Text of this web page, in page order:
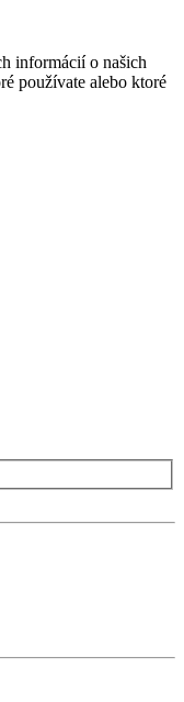
informácií o našich
používate alebo ktoré